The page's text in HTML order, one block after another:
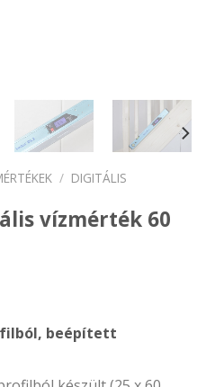
/ DIGITÁLIS
vízmérték 60
beépített